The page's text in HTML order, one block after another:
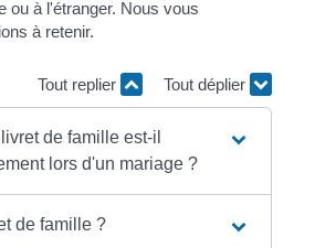
ou à l'étranger. Nous vous
à retenir.
Tout replier Tout déplier
de famille est-il
lors d'un mariage ?
de famille ?